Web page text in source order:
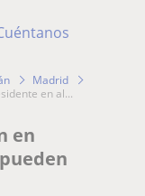
Madrid
en al...
en